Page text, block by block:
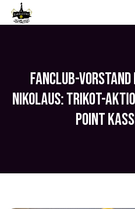
FANCLUB-
NIKOLAUS: TRIKOT-
POINT